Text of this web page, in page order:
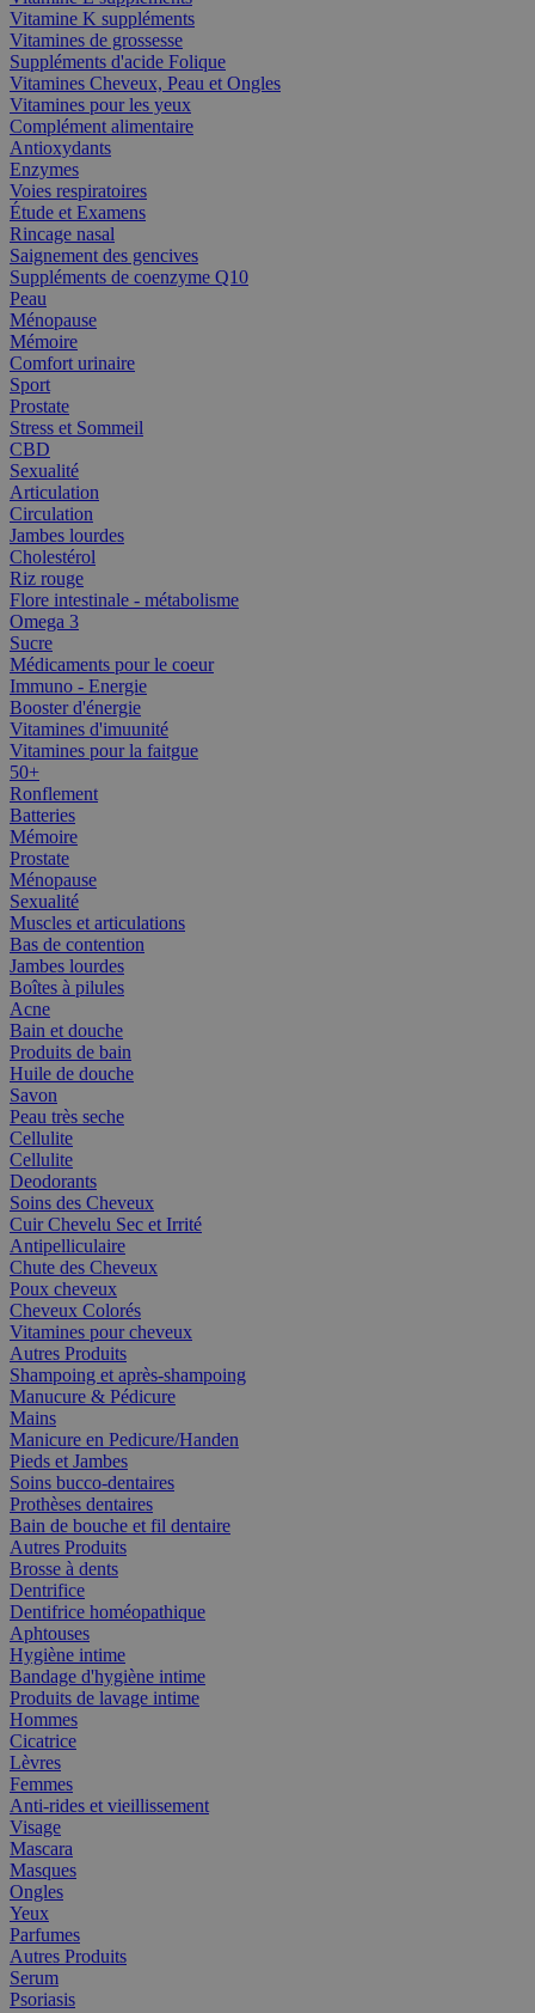
Vitamine K suppléments
Vitamines de grossesse
Suppléments d'acide Folique
Vitamines Cheveux, Peau et Ongles
Vitamines pour les yeux
Complément alimentaire
Antioxydants
Enzymes
Voies respiratoires
Étude et Examens
Rincage nasal
Saignement des gencives
Suppléments de coenzyme Q10
Peau
Ménopause
Mémoire
Comfort urinaire
Sport
Prostate
Stress et Sommeil
CBD
Sexualité
Articulation
Circulation
Jambes lourdes
Cholestérol
Riz rouge
Flore intestinale - métabolisme
Omega 3
Sucre
Médicaments pour le coeur
Immuno - Energie
Booster d'énergie
Vitamines d'imuunité
Vitamines pour la faitgue
50+
Ronflement
Batteries
Mémoire
Prostate
Ménopause
Sexualité
Muscles et articulations
Bas de contention
Jambes lourdes
Boîtes à pilules
Acne
Bain et douche
Produits de bain
Huile de douche
Savon
Peau très seche
Cellulite
Cellulite
Deodorants
Soins des Cheveux
Cuir Chevelu Sec et Irrité
Antipelliculaire
Chute des Cheveux
Poux cheveux
Cheveux Colorés
Vitamines pour cheveux
Autres Produits
Shampoing et après-shampoing
Manucure & Pédicure
Mains
Manicure en Pedicure/Handen
Pieds et Jambes
Soins bucco-dentaires
Prothèses dentaires
Bain de bouche et fil dentaire
Autres Produits
Brosse à dents
Dentrifice
Dentifrice homéopathique
Aphtouses
Hygiène intime
Bandage d'hygiène intime
Produits de lavage intime
Hommes
Cicatrice
Lèvres
Femmes
Anti-rides et vieillissement
Visage
Mascara
Masques
Ongles
Yeux
Parfumes
Autres Produits
Serum
Psoriasis